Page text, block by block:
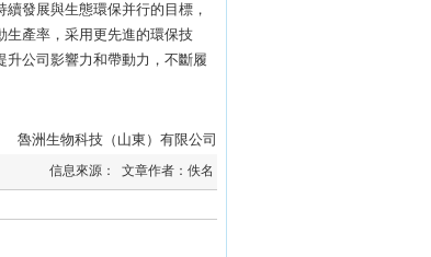
發展與生態環保并行的目標，
生產率，采用更先進的環保技
公司影響力和帶動力，不斷履
魯洲生物科技（山東）有限公司
信息來源： 文章作者：佚名